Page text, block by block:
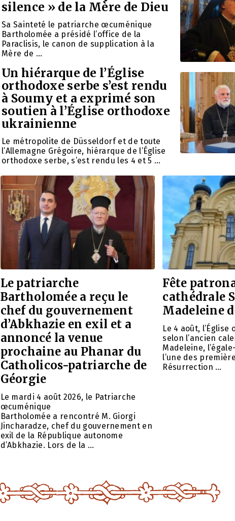
silence » de la Mère de Dieu
Sa Sainteté le patriarche œcuménique
Bartholomée a présidé l’office de la
Paraclisis, le canon de supplication à la
Mère de …
Un hiérarque de l’Église
orthodoxe serbe s’est rendu
à Soumy et a exprimé son
soutien à l’Église orthodoxe
ukrainienne
Le métropolite de Düsseldorf et de toute
l’Allemagne Grégoire, hiérarque de l’Église
orthodoxe serbe, s’est rendu les 4 et 5 …
Le patriarche
Bartholomée a reçu le
chef du gouvernement
d’Abkhazie en exil et a
annoncé la venue
prochaine au Phanar du
Catholicos-patriarche de
Géorgie
Le mardi 4 août 2026, le Patriarche
œcuménique
Bartholomée a rencontré M. Giorgi
Jincharadze, chef du gouvernement en
exil de la République autonome
d’Abkhazie. Lors de la …
Fête
cathédrale
Madeleine
Le 4 août,
selon l’ancien
Madeleine,
l’une des
Résurrection …